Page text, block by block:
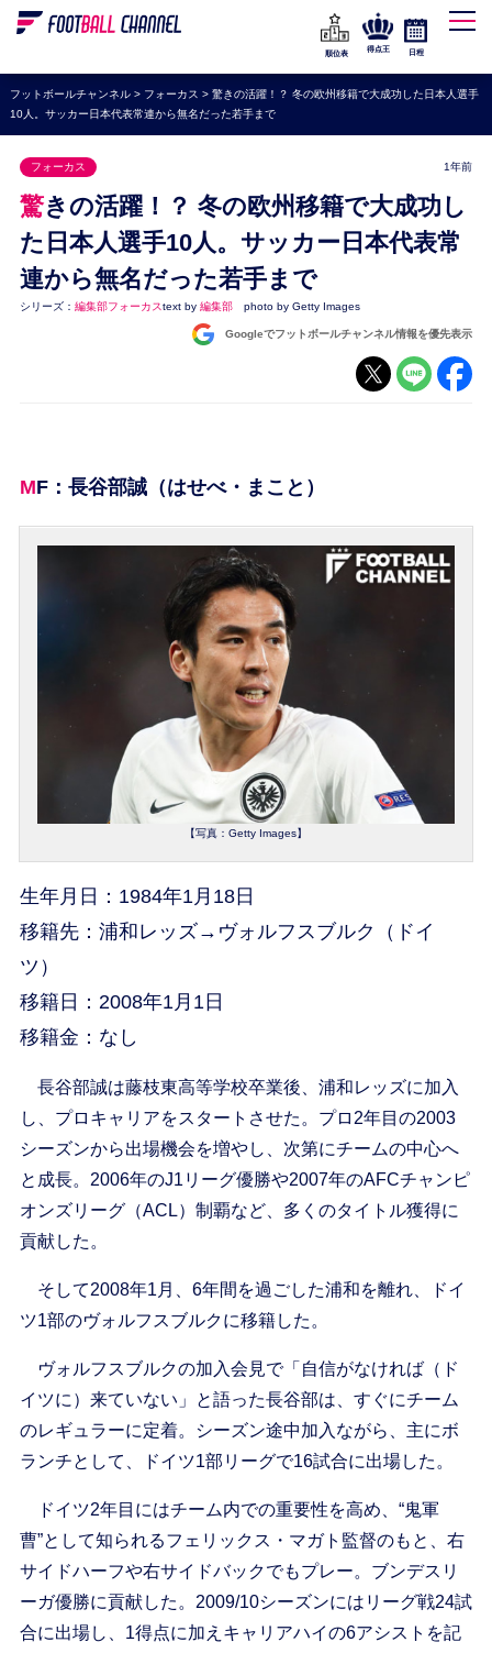
WEリーグ
海外サッカー
プレミアリーグ
ラ・リーガ
セリエA
ブンデスリーガ
UEFA
ナショナルチーム
順位表
得点王 日程
フットボールチャンネル> フォーカス > 驚きの活躍！？ 冬の欧州移籍で大成功した日本人選手
10人。サッカー日本代表常連から無名だった若手まで
フォーカス 1年前
驚きの活躍！？ 冬の欧州移籍で大成功し
た日本人選手10人。サッカー日本代表常
連から無名だった若手まで
シリーズ： 編集部フォーカスtext by 編集部 photo by Getty Images
Googleでフットボールチャンネル情報を優先表示
MF：長谷部誠（はせべ・まこと）
【写真：Getty Images】
生年月日：1984年1月18日
移籍先：浦和レッズ→ヴォルフスブルク（ドイ
ツ）
移籍日：2008年1月1日
移籍金：なし
長谷部誠は藤枝東高等学校卒業後、浦和レッズに加入
し、プロキャリアをスタートさせた。プロ2年目の2003
シーズンから出場機会を増やし、次第にチームの中心へ
と成長。2006年のJ1リーグ優勝や2007年のAFCチャンピ
オンズリーグ（ACL）制覇など、多くのタイトル獲得に
貢献した。
そして2008年1月、6年間を過ごした浦和を離れ、ドイ
ツ1部のヴォルフスブルクに移籍した。
ヴォルフスブルクの加入会見で「自信がなければ（ド
イツに）来ていない」と語った長谷部は、すぐにチーム
のレギュラーに定着。シーズン途中加入ながら、主にボ
ランチとして、ドイツ1部リーグで16試合に出場した。
ドイツ2年目にはチーム内での重要性を高め、“鬼軍
曹”として知られるフェリックス・マガト監督のもと、右
サイドハーフや右サイドバックでもプレー。ブンデスリ
ーガ優勝に貢献した。2009/10シーズンにはリーグ戦24試
合に出場し、1得点に加えキャリアハイの6アシストを記